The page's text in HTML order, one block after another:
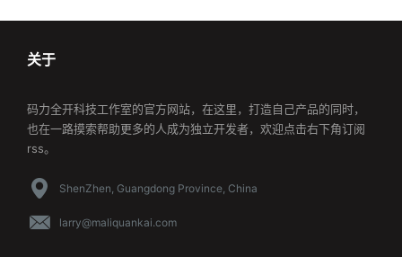
关于
码力全开科技工作室的官方网站，在这里，打造自己产品的同时，
也在一路摸索帮助更多的人成为独立开发者，欢迎点击右下角订阅
rss。
ShenZhen, Guangdong Province, China
larry@maliquankai.com